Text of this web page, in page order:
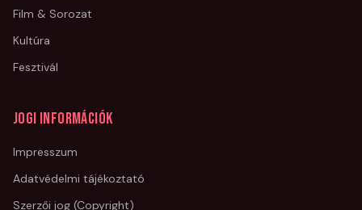
Film & Sorozat
Kultúra
Fesztivál
Jogi információk
Impresszum
Adatvédelmi tájékoztató
Szerzői jog (Copyright)